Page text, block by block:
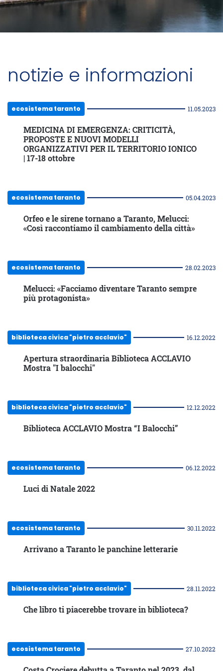
notizie e informazioni
ecosistema taranto 11.05.2023
MEDICINA DI EMERGENZA: CRITICITÀ,
PROPOSTE E NUOVI MODELLI
ORGANIZZATIVI PER IL TERRITORIO IONICO
| 17-18 ottobre
ecosistema taranto 05.04.2023
Orfeo e le sirene tornano a Taranto, Melucci:
«Così raccontiamo il cambiamento della città»
ecosistema taranto 28.02.2023
Melucci: «Facciamo diventare Taranto sempre
più protagonista»
biblioteca civica "pietro acclavio" 16.12.2022
Apertura straordinaria Biblioteca ACCLAVIO
Mostra "I balocchi"
biblioteca civica "pietro acclavio" 12.12.2022
Biblioteca ACCLAVIO Mostra “I Balocchi”
ecosistema taranto 06.12.2022
Luci di Natale 2022
ecosistema taranto 30.11.2022
Arrivano a Taranto le panchine letterarie
biblioteca civica "pietro acclavio" 28.11.2022
Che libro ti piacerebbe trovare in biblioteca?
ecosistema taranto 27.10.2022